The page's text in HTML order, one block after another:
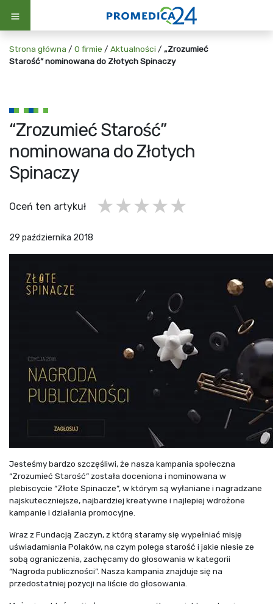
Strona główna / O firmie / Aktualności / „Zrozumieć
Starość” nominowana do Złotych Spinaczy
“Zrozumieć Starość”
nominowana do Złotych
Spinaczy
29 października 2018
Oceń ten artykuł 4 gwiazdki
3 gwiazdki
2 gwiazdki
1 gwiazdka
Jesteśmy bardzo szczęśliwi, że nasza kampania społeczna
“Zrozumieć Starość” została doceniona i nominowana w
plebiscycie “Złote Spinacze”, w którym są wyłaniane i nagradzane
najskuteczniejsze, najbardziej kreatywne i najlepiej wdrożone
kampanie i działania promocyjne.
Wraz z Fundacją Zaczyn, z którą staramy się wypełniać misję
uświadamiania Polaków, na czym polega starość i jakie niesie ze
sobą ograniczenia, zachęcamy do głosowania w kategorii
“Nagroda publiczności”. Nasza kampania znajduje się na
przedostatniej pozycji na liście do głosowania.